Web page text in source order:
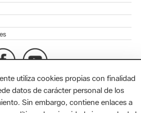
Llacuna, 1a planta. Badajoz, 49.
utiliza cookies propias con finalidad
datos de carácter personal de los
Sin embargo, contiene enlaces a